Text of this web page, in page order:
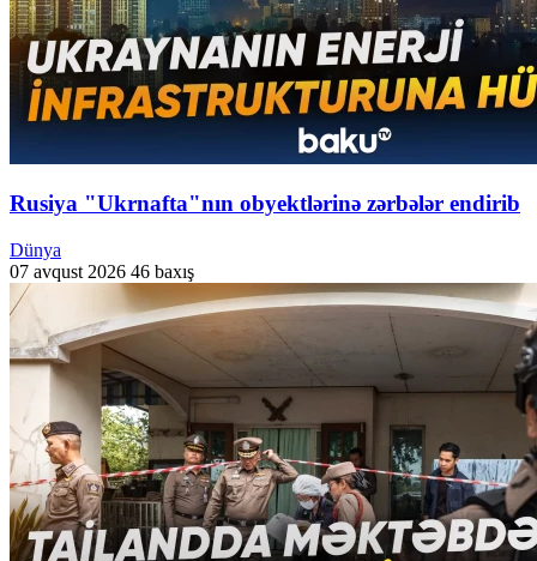
Rusiya "Ukrnafta"nın obyektlərinə zərbələr endirib
Dünya
07 avqust 2026 46 baxış